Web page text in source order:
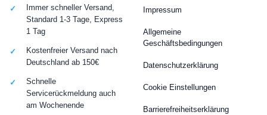
Impressum
Allgemeine
Geschäftsbedingungen
Datenschutzerklärung
Cookie Einstellungen
Barrierefreiheitserklärung
Immer schneller Versand,
Standard 1-3 Tage, Express
1 Tag
Kostenfreier Versand nach
Deutschland ab 150€
Schnelle
Servicerückmeldung auch
am Wochenende